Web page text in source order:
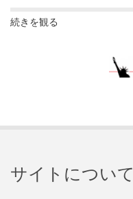
続きを観る
サイトについて